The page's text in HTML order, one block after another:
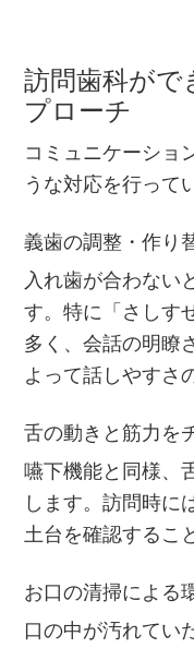
訪問歯科がで
プローチ
コミュニケーショ
うな対応を行って
義歯の調整・作り
入れ歯が合わない
す。特に「さしす
多く、会話の明瞭
よって話しやすさ
舌の動きと筋力を
嚥下機能と同様、
します。訪問時に
土台を確認するこ
お口の清掃による
口の中が汚れてい